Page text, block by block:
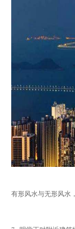
有形风水与无形风水